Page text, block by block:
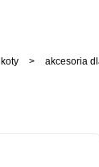
koty > akcesoria